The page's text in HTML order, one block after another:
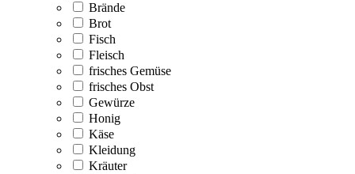
Brände
Brot
Fisch
Fleisch
frisches Gemüse
frisches Obst
Gewürze
Honig
Käse
Kleidung
Kräuter